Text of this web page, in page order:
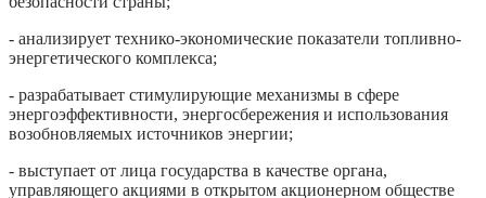
- анализирует технико-экономические показатели топливно-
энергетического комплекса;
- разрабатывает стимулирующие механизмы в сфере
энергоэффективности, энергосбережения и использования
возобновляемых источников энергии;
- выступает от лица государства в качестве органа,
управляющего акциями в открытом акционерном обществе